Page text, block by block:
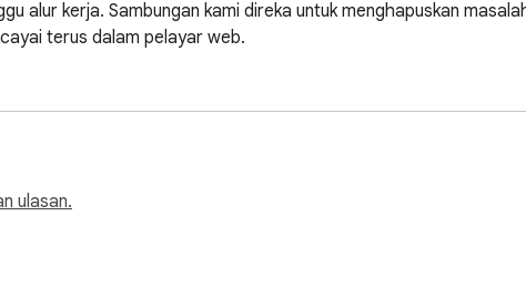
alur kerja. Sambungan kami direka untuk menghapuskan
terus dalam pelayar web.
data diformat dengan betul.
web.
dengan mudah seperti set data kecil.
ulasan.